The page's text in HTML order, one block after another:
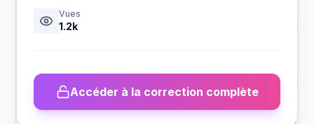
Vues
1.2k
Accéder à la correction complète